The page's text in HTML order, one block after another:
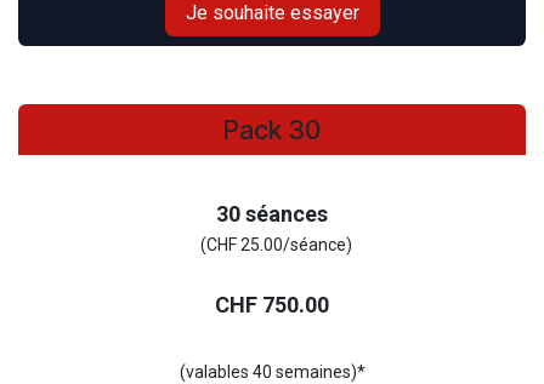
Je souhaite essayer
Pack 30
30 séances
(CHF 25.00/séance)
CHF 750.00
(valables 40 semaines)*